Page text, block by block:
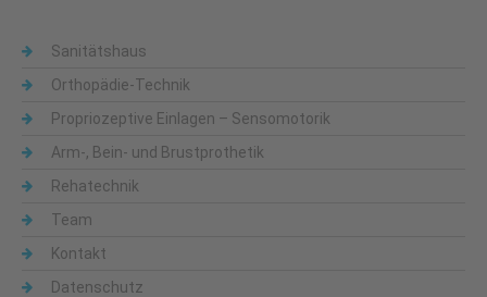
Sanitätshaus
Orthopädie-Technik
Propriozeptive Einlagen – Sensomotorik
Arm-, Bein- und Brustprothetik
Rehatechnik
Team
Kontakt
Datenschutz